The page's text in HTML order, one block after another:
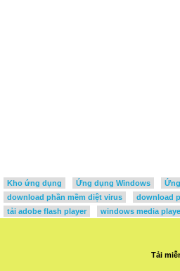
Kho ứng dụng Ứng dụng Windows
download phần mềm diệt virus
download
tải adobe flash player
windows media
Tải